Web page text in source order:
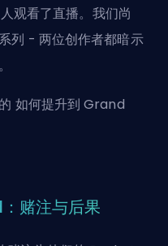
观看了直播。我们尚
列 - 两位创作者都暗示
如何提升到 Grand
赌注与后果